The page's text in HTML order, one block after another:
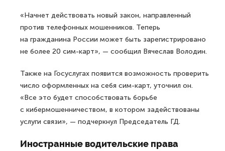
«Начнет действовать новый закон, направленный
против телефонных мошенников. Теперь
на гражданина России может быть зарегистрировано
не более 20 сим-карт», — сообщил Вячеслав Володин.
Также на Госуслугах появится возможность проверить
число оформленных на себя сим-карт, уточнил он.
«Все это будет способствовать борьбе
с кибермошенничеством, в котором задействованы
услуги связи», — подчеркнул Председатель ГД.
Иностранные водительские права